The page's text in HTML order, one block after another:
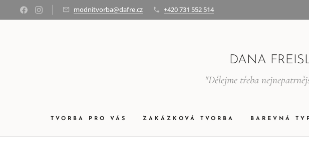
modnitvorba@dafre.cz +420 731 552 514
DANA
"Dělejme třeba
TVORBA PRO VÁS ZAKÁZKOVÁ TVORBA BAREVNÁ